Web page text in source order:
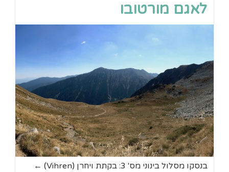
לאגם מורטובו
בנסקו מסלול בינוני מס' 3: בקתת ויחרן (Vihren) ←